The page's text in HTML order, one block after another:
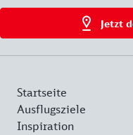
Jetzt
Startseite
Ausflugsziele
Inspiration